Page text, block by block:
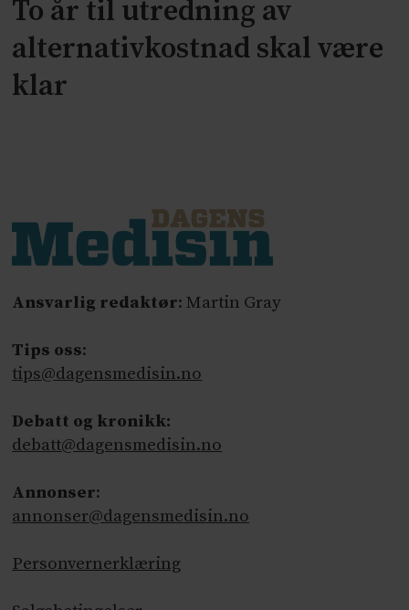
To år til utredning av
alternativkostnad skal være
klar
Ansvarlig redaktør: Martin Gray
Tips oss:
tips@dagensmedisin.no
Debatt og kronikk:
debatt@dagensmedisin.no
Annonser:
annonser@dagensmedisin.no
Personvernerklæring